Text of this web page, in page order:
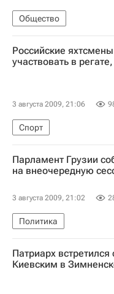
Общество
Новый поворот в деле
Российские
участвовать в
3 августа 2009, 21:06
Спорт
Суд над российскими
Парламент Грузии
на внеочередную
3 августа 2009, 21:02
Политика
Патриарх
Киевским в